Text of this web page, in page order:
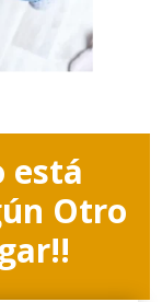
está
Otro